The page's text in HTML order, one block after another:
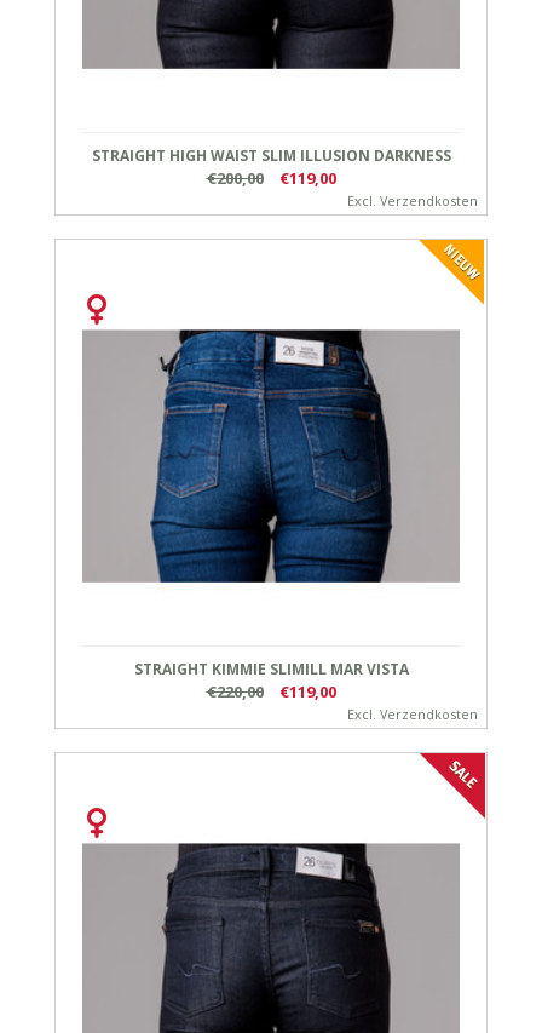
STRAIGHT HIGH WAIST SLIM ILLUSION DARKNESS
€200,00 €119,00
Excl. Verzendkosten
STRAIGHT KIMMIE SLIMILL MAR VISTA
€220,00 €119,00
Excl. Verzendkosten